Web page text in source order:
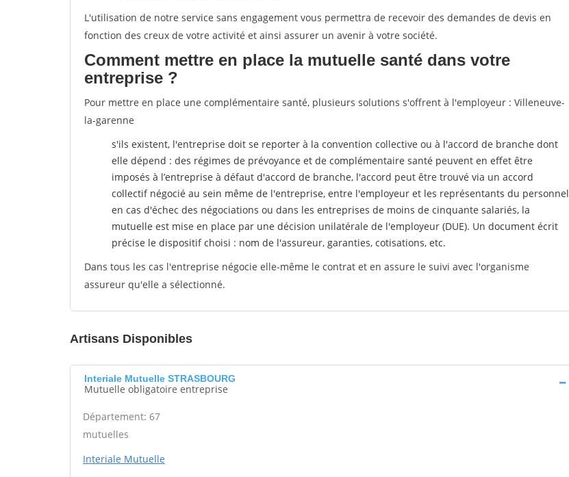
L'utilisation de notre service sans engagement vous permettra de recevoir des demandes de devis en
fonction des creux de votre activité et ainsi assurer un avenir à votre société.
Comment mettre en place la mutuelle santé dans votre
entreprise ?
Pour mettre en place une complémentaire santé, plusieurs solutions s'offrent à l'employeur : Villeneuve-
la-garenne
s'ils existent, l'entreprise doit se reporter à la convention collective ou à l'accord de branche dont
elle dépend : des régimes de prévoyance et de complémentaire santé peuvent en effet être
imposés à l’entreprise à défaut d'accord de branche, l'accord peut être trouvé via un accord
collectif négocié au sein même de l'entreprise, entre l'employeur et les représentants du personnel
en cas d'échec des négociations ou dans les entreprises de moins de cinquante salariés, la
mutuelle est mise en place par une décision unilatérale de l'employeur (DUE). Un document écrit
précise le dispositif choisi : nom de l'assureur, garanties, cotisations, etc.
Dans tous les cas l'entreprise négocie elle-même le contrat et en assure le suivi avec l'organisme
assureur qu'elle a sélectionné.
Artisans Disponibles
Interiale Mutuelle STRASBOURG
Mutuelle obligatoire entreprise
Département: 67
mutuelles
Interiale Mutuelle